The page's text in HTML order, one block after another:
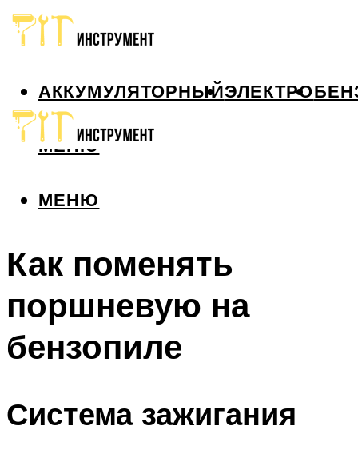
АККУМУЛЯТОРНЫЙЭЛЕКТРО
МЕНЮ
МЕНЮ
Как поменять
поршневую на
бензопиле
Система зажигания